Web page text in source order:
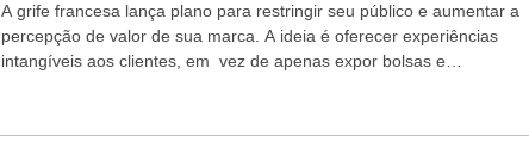
A grife francesa lança plano para restringir seu público e aumentar a
percepção de valor de sua marca. A ideia é oferecer experiências
intangíveis aos clientes, em vez de apenas expor bolsas e